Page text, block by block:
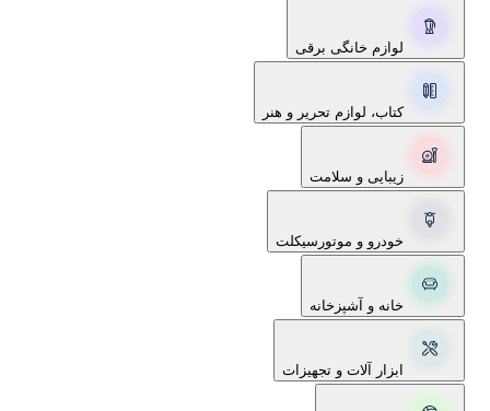
لوازم خانگی برقی
کتاب، لوازم تحریر و هنر
زیبایی و سلامت
خودرو و موتورسیکلت
خانه و آشپزخانه
ابزار آلات و تجهیزات